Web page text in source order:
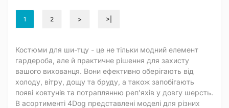
1 2 > >|
Костюми для ши-тцу - це не тільки модний елемент
гардероба, але й практичне рішення для захисту
вашого вихованця. Вони ефективно оберігають від
холоду, вітру, дощу та бруду, а також запобігають
появі ковтунів та потраплянню реп'яхів у довгу шерсть.
В асортименті 4Dog представлені моделі для різних